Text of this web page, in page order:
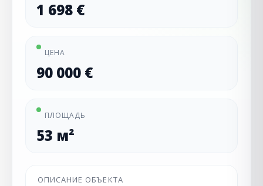
1 698 €
ЦЕНА
90 000 €
ПЛОЩАДЬ
53 м²
ОПИСАНИЕ ОБЪЕКТА